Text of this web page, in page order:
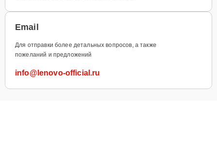
Email
Для отправки более детальных вопросов, а также
пожеланий и предложений
info@lenovo-official.ru